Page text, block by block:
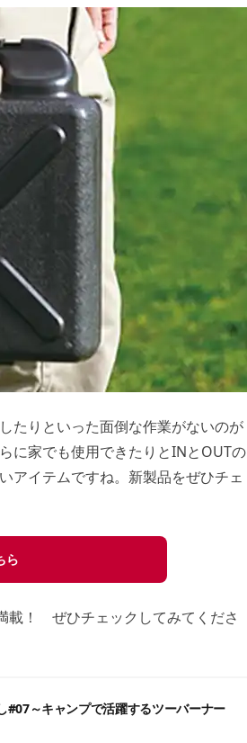
たりといった面倒な作業がないのが
に家でも使用できたりとINとOUTの
アイテムですね。新製品をぜひチェ
ら
載！ ぜひチェックしてみてくださ
#07～キャンプで活躍するツーバーナー